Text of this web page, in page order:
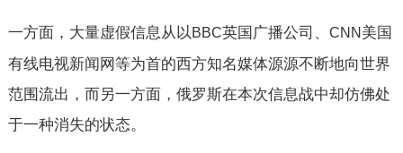
一方面，大量虚假信息从以BBC英国广播公司、 CNN 美国
有线电视新闻网等为首的西方知名媒体源源不断地向世界
范围流出，而另一方面，俄罗斯在本次信息战中却仿佛处
于一种消失的状态。